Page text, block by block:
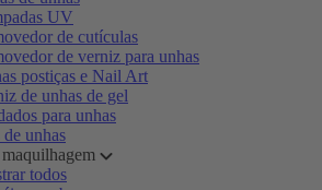
UV
de cutículas
de verniz para unhas
postiças e Nail Art
de unhas de gel
para unhas
unhas
todos